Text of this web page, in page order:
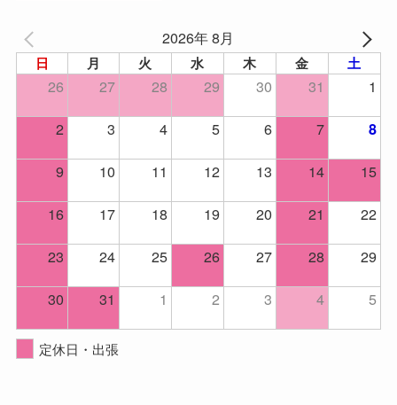
2026年 8月
日 月 火 水 木 金 土
26 27 28 29 30 31
1
2
3 4 5 6 7 8
9 10 11 12 13 14
15
16
17 18 19 20 21
22
23
24 25 26 27 28
29
30
31 1 2 3 4 5
定休日・出張